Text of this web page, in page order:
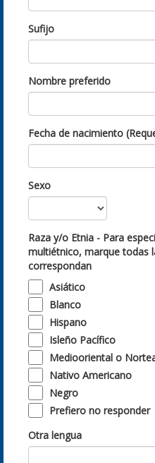
Sufijo
Nombre preferido
Fecha de nacimiento
Sexo
Raza y/o Etnia - Para
multiétnico, marque todas
correspondan
Asiático
Blanco
Hispano
Isleño Pacífico
Mediooriental o
Nativo Americano
Negro
Prefiero no responder
Otra lengua